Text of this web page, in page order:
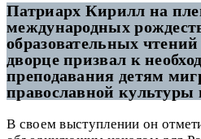
Патриарх Кирилл на
международных
образовательных
дворце призвал к
преподавания детям
православной культуры
В своем выступлении он